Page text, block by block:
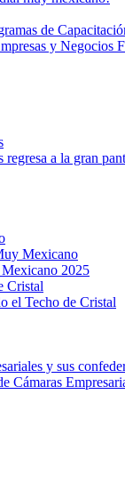
de
y Negocios
a la gran
Mexicano
2025
Cristal
el Techo de Cristal
y sus
Cámaras